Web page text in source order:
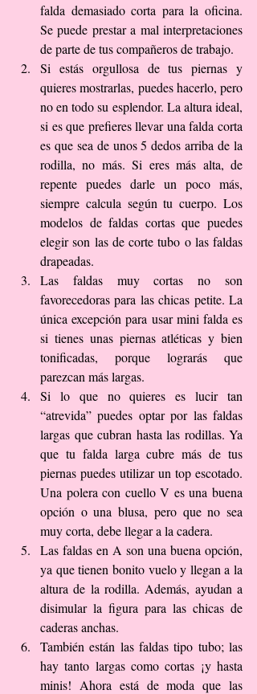
falda demasiado corta para la oficina.
Se puede prestar a mal interpretaciones
de parte de tus compañeros de trabajo.
Si estás orgullosa de tus piernas y
quieres mostrarlas, puedes hacerlo, pero
no en todo su esplendor. La altura ideal,
si es que prefieres llevar una falda corta
es que sea de unos 5 dedos arriba de la
rodilla, no más. Si eres más alta, de
repente puedes darle un poco más,
siempre calcula según tu cuerpo. Los
modelos de faldas cortas que puedes
elegir son las de corte tubo o las faldas
drapeadas.
Las faldas muy cortas no son
favorecedoras para las chicas petite. La
única excepción para usar mini falda es
si tienes unas piernas atléticas y bien
tonificadas, porque lograrás que
parezcan más largas.
Si lo que no quieres es lucir tan
“atrevida” puedes optar por las faldas
largas que cubran hasta las rodillas. Ya
que tu falda larga cubre más de tus
piernas puedes utilizar un top escotado.
Una polera con cuello V es una buena
opción o una blusa, pero que no sea
muy corta, debe llegar a la cadera.
Las faldas en A son una buena opción,
ya que tienen bonito vuelo y llegan a la
altura de la rodilla. Además, ayudan a
disimular la figura para las chicas de
caderas anchas.
También están las faldas tipo tubo; las
hay tanto largas como cortas ¡y hasta
minis! Ahora está de moda que las